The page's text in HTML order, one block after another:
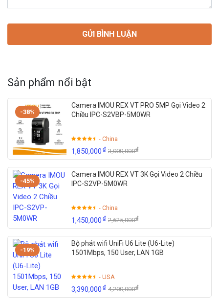
Sản phẩm nổi bật
-38%
Camera IMOU REX VT PRO 5MP Gọi Video 2
Chiều IPC-S2VBP-5M0WR
- China
1,850,000₫ 3,000,000₫
-45%
Camera IMOU REX VT 3K Gọi Video 2 Chiều
IPC-S2VP-5M0WR
- China
1,450,000₫ 2,625,000₫
-19%
Bộ phát wifi UniFi U6 Lite (U6-Lite)
1501Mbps, 150 User, LAN 1GB
- USA
3,390,000₫ 4,200,000₫